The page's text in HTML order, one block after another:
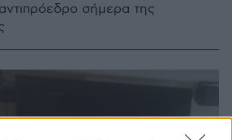
σήμερα της